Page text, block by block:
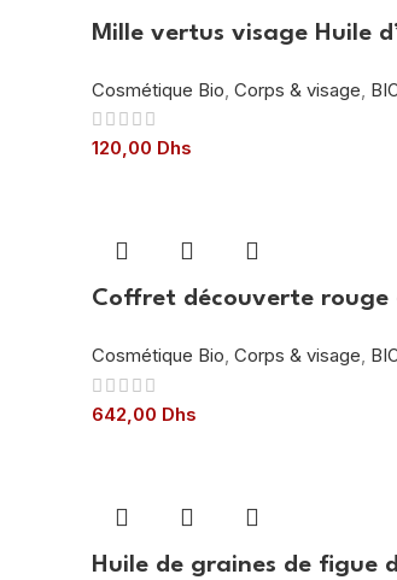
Mille vertus visage Huile
Cosmétique Bio Corps & visage
120,00 Dhs
Coffret découverte rouge
Cosmétique Bio, Corps & visage,
642,00 Dhs
Huile de graines de figue